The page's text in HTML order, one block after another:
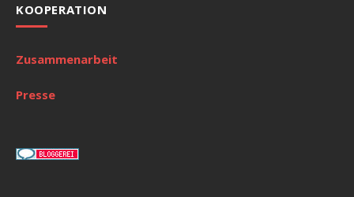
KOOPERATION
Zusammenarbeit
Presse